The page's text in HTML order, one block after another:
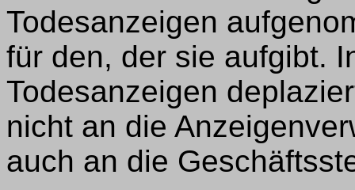
Todesanzeigen
für den, der sie aufgibt.
Todesanzeigen
nicht an die
auch an die